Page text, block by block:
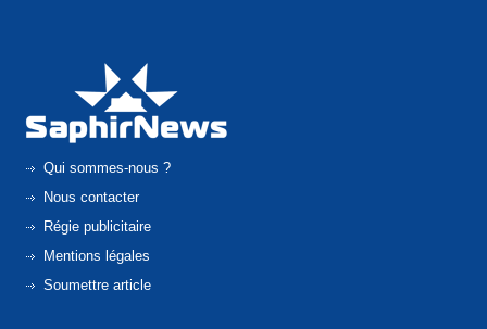
Qui sommes-nous ?
Nous contacter
Régie publicitaire
Mentions légales
Soumettre article